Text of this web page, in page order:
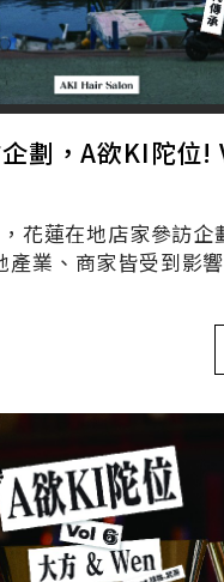
劃，A欲KI陀位!
地店家參訪企劃
產業、商家皆受到影